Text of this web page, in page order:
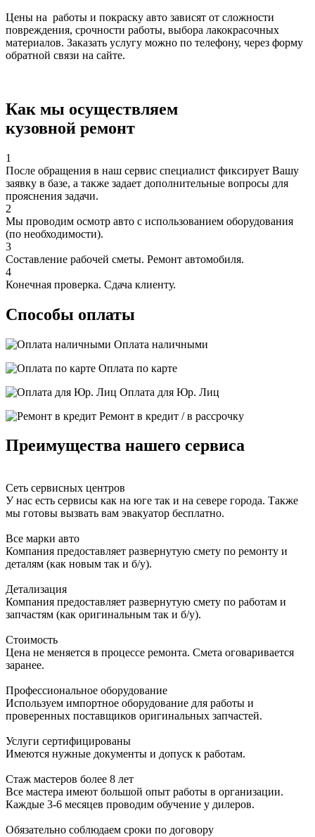
Цены на работы и покраску авто зависят от сложности
повреждения, срочности работы, выбора лакокрасочных
материалов. Заказать услугу можно по телефону, через форму
обратной связи на сайте.
Как мы осуществляем
кузовной ремонт
1
После обращения в наш сервис специалист фиксирует Вашу
заявку в базе, а также задает дополнительные вопросы для
прояснения задачи.
2
Мы проводим осмотр авто с использованием оборудования
(по необходимости).
3
Составление рабочей сметы. Ремонт автомобиля.
4
Конечная проверка. Сдача клиенту.
Способы оплаты
Оплата наличными
Оплата по карте
Оплата для Юр. Лиц
Ремонт в кредит / в рассрочку
Преимущества нашего сервиса
Сеть сервисных центров
У нас есть сервисы как на юге так и на севере города. Также
мы готовы вызвать вам эвакуатор бесплатно.
Все марки авто
Компания предоставляет развернутую смету по ремонту и
деталям (как новым так и б/у).
Детализация
Компания предоставляет развернутую смету по работам и
запчастям (как оригинальным так и б/у).
Стоимость
Цена не меняется в процессе ремонта. Смета оговаривается
заранее.
Профессиональное оборудование
Используем импортное оборудование для работы и
проверенных поставщиков оригинальных запчастей.
Услуги сертифицированы
Имеются нужные документы и допуск к работам.
Стаж мастеров более 8 лет
Все мастера имеют большой опыт работы в организации.
Каждые 3-6 месяцев проводим обучение у дилеров.
Обязательно соблюдаем сроки по договору